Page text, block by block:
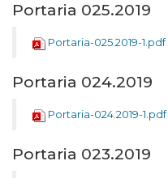
Portaria 025.2019
Portaria-025.2019-1.pdf
Portaria 024.2019
Portaria-024.2019-1.pdf
Portaria 023.2019